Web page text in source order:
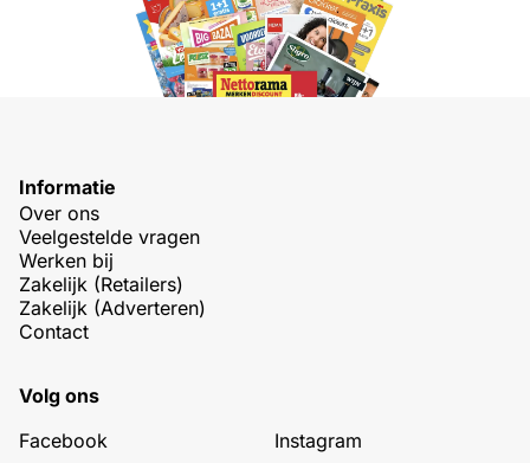
Informatie
Over ons
Veelgestelde vragen
Werken bij
Zakelijk (Retailers)
Zakelijk (Adverteren)
Contact
Volg ons
Facebook
Instagram